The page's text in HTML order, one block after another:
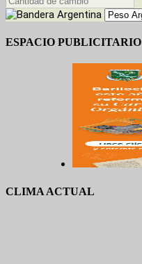
ESPACIO PUBLICITARIO
CLIMA ACTUAL